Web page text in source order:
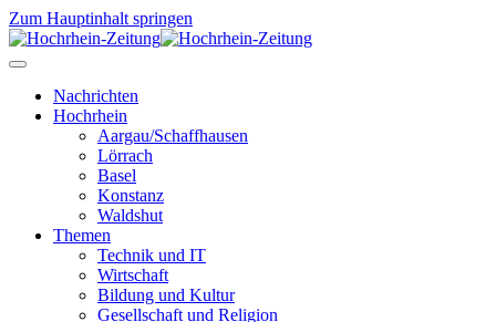
Zum Hauptinhalt springen
Nachrichten
Hochrhein
Aargau/Schaffhausen
Lörrach
Basel
Konstanz
Waldshut
Themen
Technik und IT
Wirtschaft
Bildung und Kultur
Gesellschaft und Religion